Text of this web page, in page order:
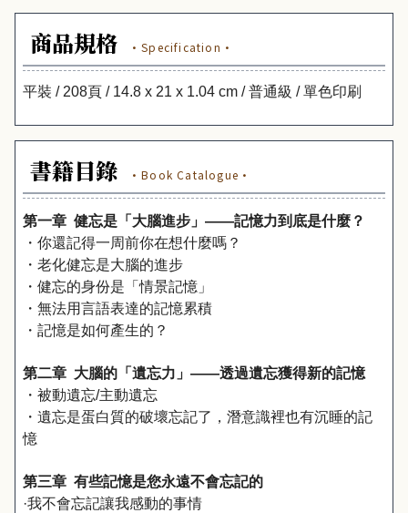
商品規格 ·Specification·
平裝 / 208頁 / 14.8 x 21 x 1.04 cm / 普通級 / 單色印刷
書籍目錄 ·Book Catalogue·
第一章 健忘是「大腦進步」——記憶力到底是什麼？
・你還記得一周前你在想什麼嗎？
・老化健忘是大腦的進步
・健忘的身份是「情景記憶」
・無法用言語表達的記憶累積
・記憶是如何產生的？
第二章 大腦的「遺忘力」——透過遺忘獲得新的記憶
・被動遺忘/主動遺忘
・遺忘是蛋白質的破壞忘記了，潛意識裡也有沉睡的記
憶
第三章 有些記憶是您永遠不會忘記的
·我不會忘記讓我感動的事情